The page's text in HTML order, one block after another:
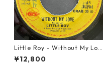
Little Roy - Without My Lov
e【7-21990】
¥12,800